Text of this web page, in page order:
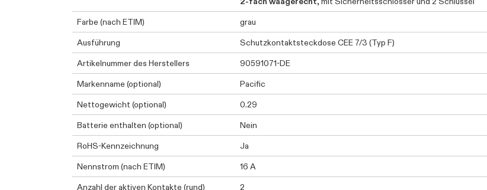
Farbe (nach ETIM)
grau
Ausführung
Schutzkontaktsteckdose CEE 7/3 (Typ F)
Artikelnummer des Herstellers
90591071-DE
Markenname (optional)
Pacific
Nettogewicht (optional)
0.29
Batterie enthalten (optional)
Nein
RoHS-Kennzeichnung
Ja
Nennstrom (nach ETIM)
16 A
Anzahl der aktiven Kontakte (rund)
2